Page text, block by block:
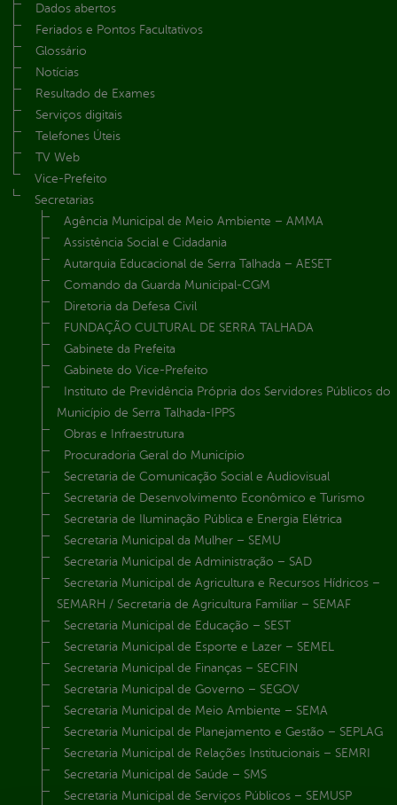
Dados abertos
Feriados e Pontos Facultativos
Glossário
Notícias
Resultado de Exames
Serviços digitais
Telefones Úteis
TV Web
Vice-Prefeito
Secretarias
Agência Municipal de Meio Ambiente – AMMA
Assistência Social e Cidadania
Autarquia Educacional de Serra Talhada – AESET
Comando da Guarda Municipal-CGM
Diretoria da Defesa Civil
FUNDAÇÃO CULTURAL DE SERRA TALHADA
Gabinete da Prefeita
Gabinete do Vice-Prefeito
Instituto de Previdência Própria dos Servidores Públicos do
Município de Serra Talhada-IPPS
Obras e Infraestrutura
Procuradoria Geral do Município
Secretaria de Comunicação Social e Audiovisual
Secretaria de Desenvolvimento Econômico e Turismo
Secretaria de Iluminação Pública e Energia Elétrica
Secretaria Municipal da Mulher – SEMU
Secretaria Municipal de Administração – SAD
Secretaria Municipal de Agricultura e Recursos Hídricos –
SEMARH / Secretaria de Agricultura Familiar – SEMAF
Secretaria Municipal de Educação – SEST
Secretaria Municipal de Esporte e Lazer – SEMEL
Secretaria Municipal de Finanças – SECFIN
Secretaria Municipal de Governo – SEGOV
Secretaria Municipal de Meio Ambiente – SEMA
Secretaria Municipal de Planejamento e Gestão – SEPLAG
Secretaria Municipal de Relações Institucionais – SEMRI
Secretaria Municipal de Saúde – SMS
Secretaria Municipal de Serviços Públicos – SEMUSP